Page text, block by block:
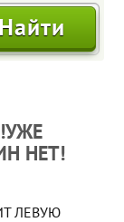
НЕТ!
ЛЕВУЮ